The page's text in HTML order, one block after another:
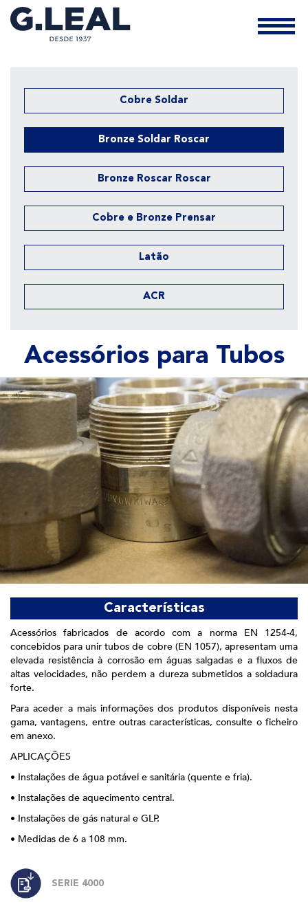
Cobre Soldar
Bronze Soldar Roscar
Bronze Roscar Roscar
Cobre e Bronze Prensar
Latão
ACR
Acessórios para Tubos
Características
Acessórios fabricados de acordo com a norma EN 1254-4,
concebidos para unir tubos de cobre (EN 1057), apresentam uma
elevada resistência à corrosão em águas salgadas e a fluxos de
altas velocidades, não perdem a dureza submetidos a soldadura
forte.
Para aceder a mais informações dos produtos disponíveis nesta
gama, vantagens, entre outras características, consulte o ficheiro
em anexo.
APLICAÇÕES
• Instalações de água potável e sanitária (quente e fria).
• Instalações de aquecimento central.
• Instalações de gás natural e GLP.
• Medidas de 6 a 108 mm.
SERIE 4000